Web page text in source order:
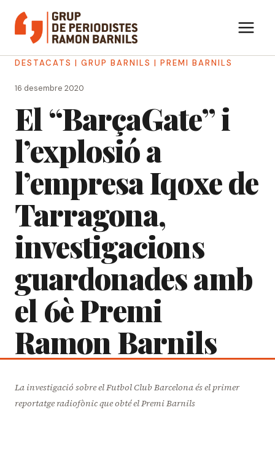
contingut
DESTACATS | GRUP BARNILS | PREMI BARNILS
16 desembre 2020
El “BarçaGate” i
l’explosió a
l’empresa Iqoxe de
Tarragona,
investigacions
guardonades amb
el 6è Premi
Ramon Barnils
La investigació sobre el Futbol Club Barcelona és el primer
reportatge radiofònic que obté el Premi Barnils